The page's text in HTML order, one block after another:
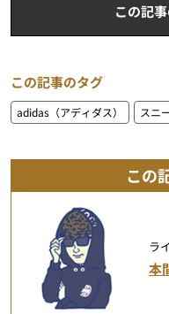
この記
この記事のタグ
adidas（アディダス） スニ
この
ラ
本